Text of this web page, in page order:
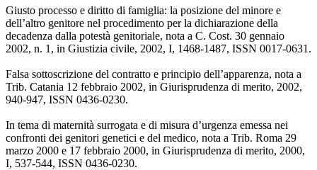
Giusto processo e diritto di famiglia: la posizione del minore e
dell’altro genitore nel procedimento per la dichiarazione della
decadenza dalla potestà genitoriale, nota a C. Cost. 30 gennaio
2002, n. 1, in Giustizia civile, 2002, I, 1468-1487, ISSN 0017-0631.
Falsa sottoscrizione del contratto e principio dell’apparenza, nota a
Trib. Catania 12 febbraio 2002, in Giurisprudenza di merito, 2002,
940-947, ISSN 0436-0230.
In tema di maternità surrogata e di misura d’urgenza emessa nei
confronti dei genitori genetici e del medico, nota a Trib. Roma 29
marzo 2000 e 17 febbraio 2000, in Giurisprudenza di merito, 2000,
I, 537-544, ISSN 0436-0230.